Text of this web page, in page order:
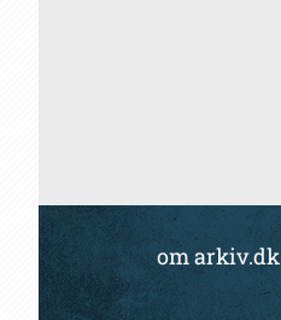
om arkiv.dk